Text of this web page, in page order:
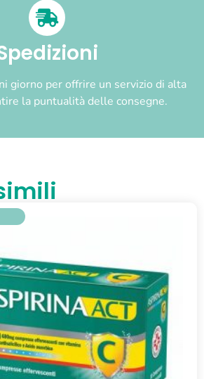
giorno per offrire un servizio di alta
la puntualità delle consegne.